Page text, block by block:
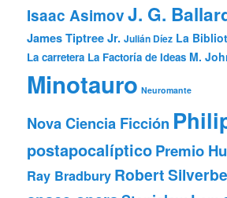
Isaac AsimovJ. G.
James Tiptree Jr. Julián Díez La
La carretera La Factoría de Ideas M.
Minotauro Neuromante
Nova Ciencia Ficción
postapocalípticoPremio
Ray Bradbury Robert